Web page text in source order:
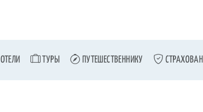
ОТЕЛИ ТУРЫ ПУТЕШЕСТВЕННИКУ